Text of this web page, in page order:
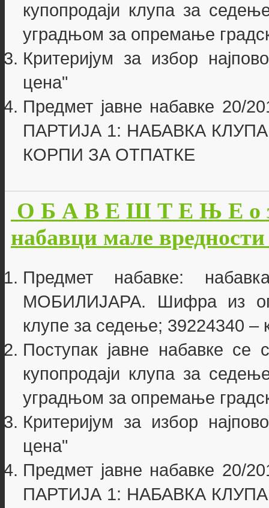
купопродаји клупа за
уградњом за опремање
Критеријум за избор
цена"
Предмет јавне набавке 20/
ПАРТИЈА 1: НАБАВКА
КОРПИ ЗА ОТПАТКЕ
О Б А В Е Ш Т Е Њ Е о
набавци мале
Предмет набавке:
МОБИЛИЈАРА. Шифра из
клупе за седење; 39224340 –
Поступак јавне набавке
купопродаји клупа за
уградњом за опремање
Критеријум за избор
цена"
Предмет јавне набавке 20/
ПАРТИЈА 1: НАБАВКА